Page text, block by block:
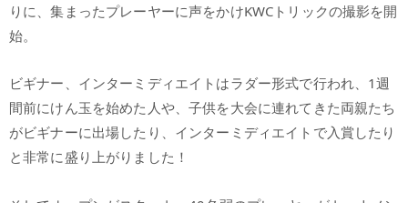
りに、集まったプレーヤーに声をかけKWCトリックの撮影を開
始。
ビギナー、インターミディエイトはラダー形式で行われ、1週
間前にけん玉を始めた人や、子供を大会に連れてきた両親たち
がビギナーに出場したり、インターミディエイトで入賞したり
と非常に盛り上がりました！